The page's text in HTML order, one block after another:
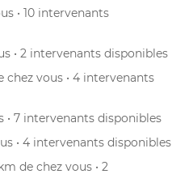
• 10 intervenants
• 2 intervenants disponibles
chez vous • 4 intervenants
• 7 intervenants disponibles
• 4 intervenants disponibles
km de chez vous • 2